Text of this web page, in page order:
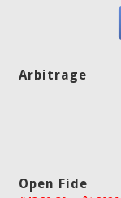
Arbitrage
Open Fide